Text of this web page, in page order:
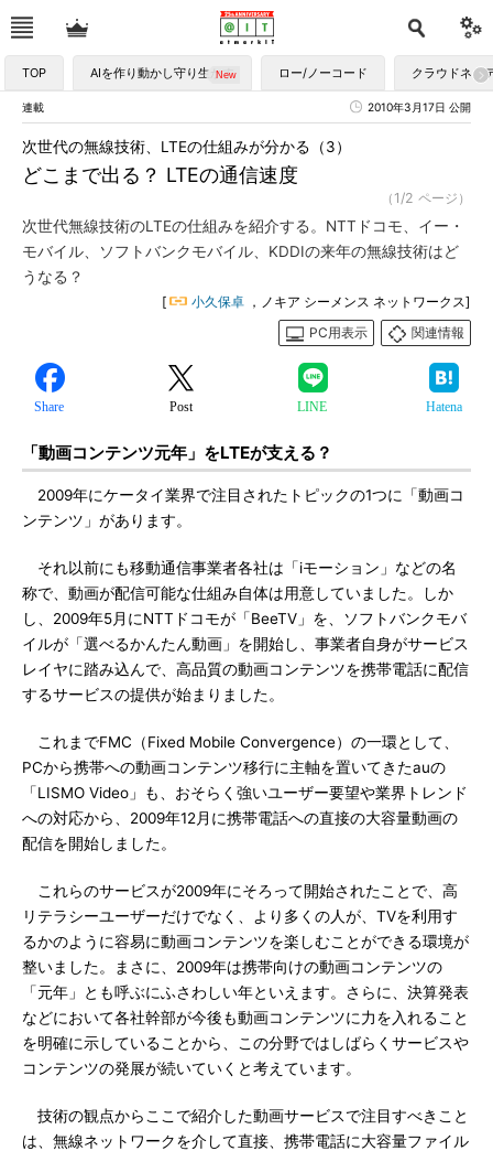
TOP AIを作り動かし守り生かす ロー/ノーコード クラウドネイ
連載 2010年3月17日 公開
どこまで出る？ LTEの通信速度
次世代の無線技術、LTEの仕組みが分かる（3）
（1/2 ページ）
次世代無線技術のLTEの仕組みを紹介する。NTTドコモ、イー・
モバイル、ソフトバンクモバイル、KDDIの来年の無線技術はど
うなる？
[ 小久保卓 ，ノキア シーメンス ネットワークス]
PC用表示
関連情報
Share Post LINE Hatena
「動画コンテンツ元年」をLTEが支える？
2009年にケータイ業界で注目されたトピックの1つに「動画コ
ンテンツ」があります。
それ以前にも移動通信事業者各社は「iモーション」などの名
称で、動画が配信可能な仕組み自体は用意していました。しか
し、2009年5月にNTTドコモが「BeeTV」を、ソフトバンクモバ
イルが「選べるかんたん動画」を開始し、事業者自身がサービス
レイヤに踏み込んで、高品質の動画コンテンツを携帯電話に配信
するサービスの提供が始まりました。
これまでFMC（Fixed Mobile Convergence）の一環として、
PCから携帯への動画コンテンツ移行に主軸を置いてきたauの
「LISMO Video」も、おそらく強いユーザー要望や業界トレンド
への対応から、2009年12月に携帯電話への直接の大容量動画の
配信を開始しました。
これらのサービスが2009年にそろって開始されたことで、高
リテラシーユーザーだけでなく、より多くの人が、TVを利用す
るかのように容易に動画コンテンツを楽しむことができる環境が
整いました。まさに、2009年は携帯向けの動画コンテンツの
「元年」とも呼ぶにふさわしい年といえます。さらに、決算発表
などにおいて各社幹部が今後も動画コンテンツに力を入れること
を明確に示していることから、この分野ではしばらくサービスや
コンテンツの発展が続いていくと考えています。
技術の観点からここで紹介した動画サービスで注目すべきこと
は、無線ネットワークを介して直接、携帯電話に大容量ファイル